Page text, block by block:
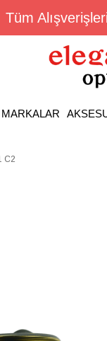
Tüm
MARKALAR
C2